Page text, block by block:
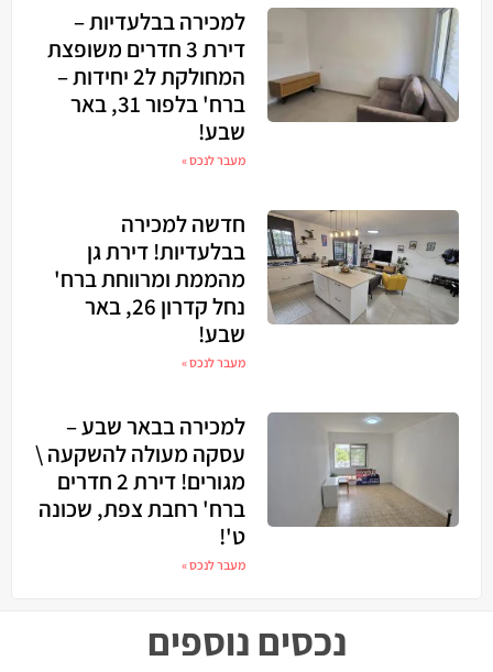
למכירה בבלעדיות –
דירת 3 חדרים משופצת
המחולקת ל2 יחידות –
ברח' בלפור 31, באר
שבע!
מעבר לנכס »
חדשה למכירה
בבלעדיות! דירת גן
מהממת ומרווחת ברח'
נחל קדרון 26, באר
שבע!
מעבר לנכס »
למכירה בבאר שבע –
עסקה מעולה להשקעה \
מגורים! דירת 2 חדרים
ברח' רחבת צפת, שכונה
ט'!
מעבר לנכס »
נכסים נוספים